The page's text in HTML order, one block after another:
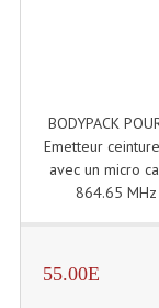
BODYPACK
Emetteur
avec un micro
864.65
55.00E